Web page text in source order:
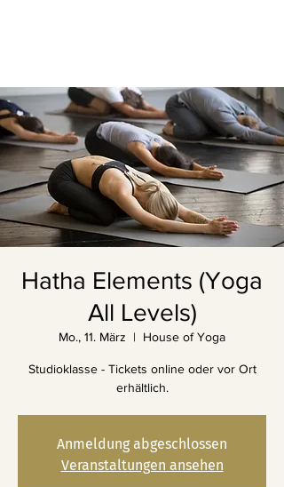
Hatha Elements (Yoga
All Levels)
Mo., 11. März
  |
House of Yoga
Studioklasse - Tickets online oder vor Ort
erhältlich.
Anmeldung abgeschlossen
Veranstaltungen ansehen